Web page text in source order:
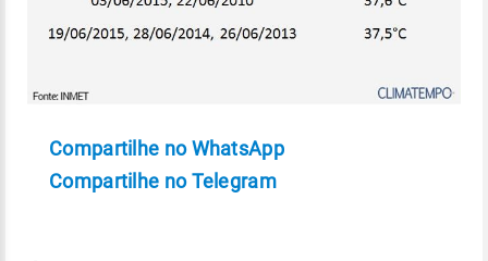
Compartilhe no WhatsApp
Compartilhe no Telegram